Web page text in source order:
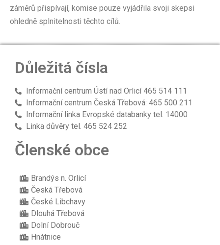
záměrů přispívají, komise pouze vyjádřila svoji skepsi
ohledně splnitelnosti těchto cílů.
Důležitá čísla
Informační centrum Ústí nad Orlicí 465 514 111
Informační centrum Česká Třebová: 465 500 211
Informační linka Evropské databanky tel. 14000
Linka důvěry tel. 465 524 252
Členské obce
Brandýs n. Orlicí
Česká Třebová
České Libchavy
Dlouhá Třebová
Dolní Dobrouč
Hnátnice